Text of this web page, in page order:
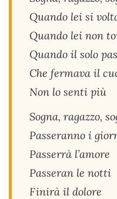
Quando lei si
Quando lei non
Quando il solo
Che fermava il
Non lo senti più
Sogna, ragazzo,
Passeranno i
Passerrà l’amore
Passeran le notti
Finirà il dolore